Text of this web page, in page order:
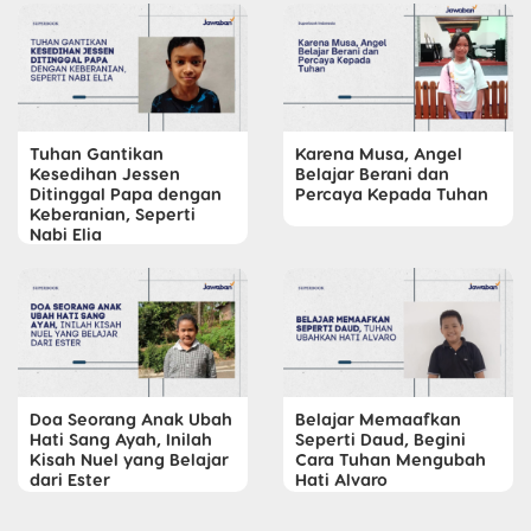
Tuhan Gantikan
Kesedihan Jessen
Ditinggal Papa dengan
Keberanian, Seperti
Nabi Elia
Karena Musa, Angel
Belajar Berani dan
Percaya Kepada Tuhan
Doa Seorang Anak Ubah
Hati Sang Ayah, Inilah
Kisah Nuel yang Belajar
dari Ester
Belajar Memaafkan
Seperti Daud, Begini
Cara Tuhan Mengubah
Hati Alvaro